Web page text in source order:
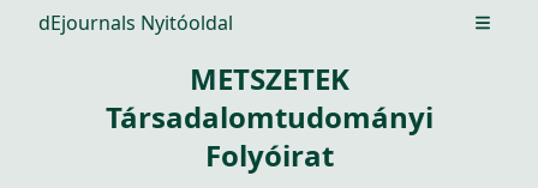
dEjournals Nyitóoldal Open
METSZETEK
Társadalomtudományi
Folyóirat